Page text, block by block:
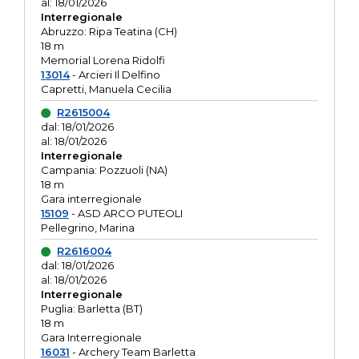
Interregionale
Abruzzo: Ripa Teatina (CH)
18 m
Memorial Lorena Ridolfi
13014- Arcieri Il Delfino
Capretti, Manuela Cecilia
R2615004
dal: 18/01/2026
al: 18/01/2026
Interregionale
Campania: Pozzuoli (NA)
18 m
Gara interregionale
15109 - ASD ARCO PUTEOLI
Pellegrino, Marina
R2616004
dal: 18/01/2026
al: 18/01/2026
Interregionale
Puglia: Barletta (BT)
18 m
Gara Interregionale
16031 - Archery Team Barletta